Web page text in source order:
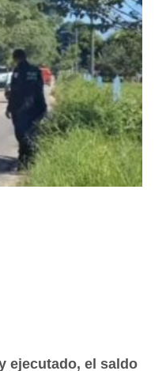
ejecutado, el saldo